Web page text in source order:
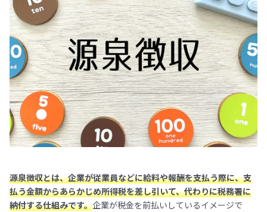
源泉徴収とは、企業が従業員などに給料や報酬を支払う際に、支
払う金額からあらかじめ所得税を差し引いて、代わりに税務署に
納付する仕組みです。企業が税金を前払いしているイメージで